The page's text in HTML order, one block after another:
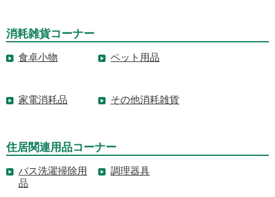
消耗雑貨コーナー
食卓小物 ペット用品
家電消耗品 その他消耗雑貨
住居関連用品コーナー
バス洗濯掃除用
品
調理器具